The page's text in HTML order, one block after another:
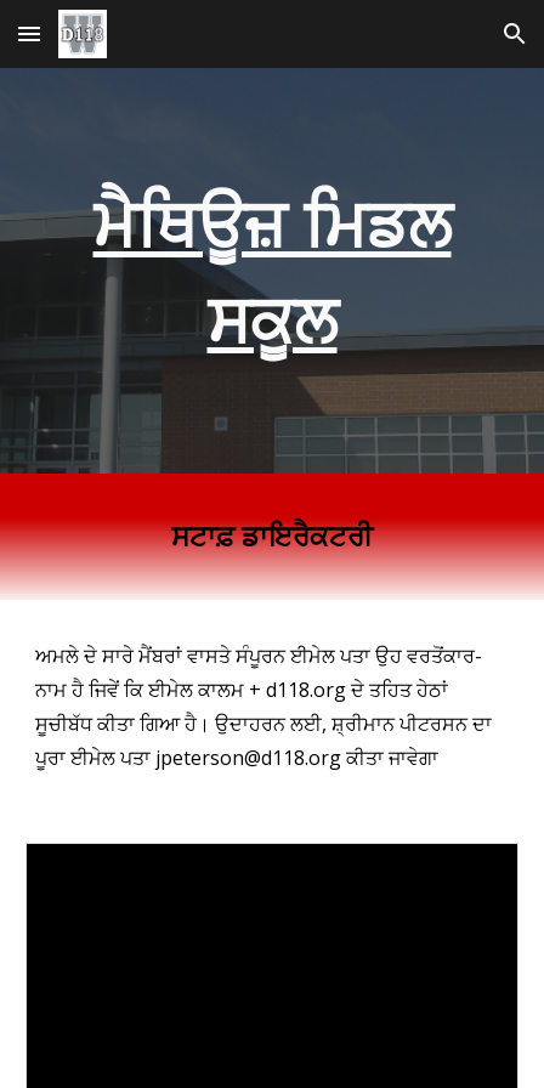
ਮੁੱਖ ਸਮੱਗਰੀ 'ਤੇ ਜਾਓ ਨੈਵੀਗੇਸ਼ਨ ਉੱਤੇ ਜਾਓ
ਮੈਥਿਊਜ਼ ਮਿਡਲ
ਸਕੂਲ
ਸਟਾਫ਼ ਡਾਇਰੈਕਟਰੀ
ਅਮਲੇ ਦੇ ਸਾਰੇ ਮੈਂਬਰਾਂ ਵਾਸਤੇ ਸੰਪੂਰਨ ਈਮੇਲ ਪਤਾ ਉਹ ਵਰਤੋਂਕਾਰ-
ਨਾਮ ਹੈ ਜਿਵੇਂ ਕਿ ਈਮੇਲ ਕਾਲਮ + d118.org ਦੇ ਤਹਿਤ ਹੇਠਾਂ
ਸੂਚੀਬੱਧ ਕੀਤਾ ਗਿਆ ਹੈ। ਉਦਾਹਰਨ ਲਈ, ਸ਼੍ਰੀਮਾਨ ਪੀਟਰਸਨ ਦਾ
ਪੂਰਾ ਈਮੇਲ ਪਤਾ jpeterson@d118.org ਕੀਤਾ ਜਾਵੇਗਾ